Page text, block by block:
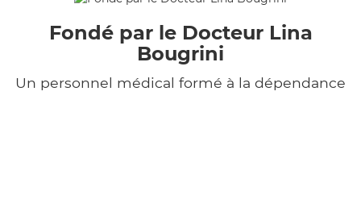
Fondé par le Docteur Lina
Bougrini
Un personnel médical formé à la dépendance